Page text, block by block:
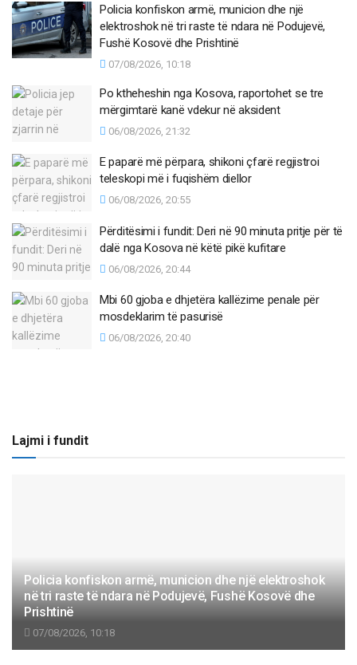
Policia konfiskon armë, municion dhe një
elektroshok në tri raste të ndara në Podujevë,
Fushë Kosovë dhe Prishtinë
07/08/2026, 10:18
Po ktheheshin nga Kosova, raportohet se tre
mërgimtarë kanë vdekur në aksident
06/08/2026, 21:32
E paparë më përpara, shikoni çfarë regjistroi
teleskopi më i fuqishëm diellor
06/08/2026, 20:55
Përditësimi i fundit: Deri në 90 minuta pritje për të
dalë nga Kosova në këtë pikë kufitare
06/08/2026, 20:44
Mbi 60 gjoba e dhjetëra kallëzime penale për
mosdeklarim të pasurisë
06/08/2026, 20:40
Lajmi i fundit
Policia konfiskon armë, municion dhe një elektroshok
në tri raste të ndara në Podujevë, Fushë Kosovë dhe
Prishtinë
07/08/2026, 10:18